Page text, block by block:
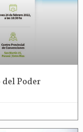
Poder